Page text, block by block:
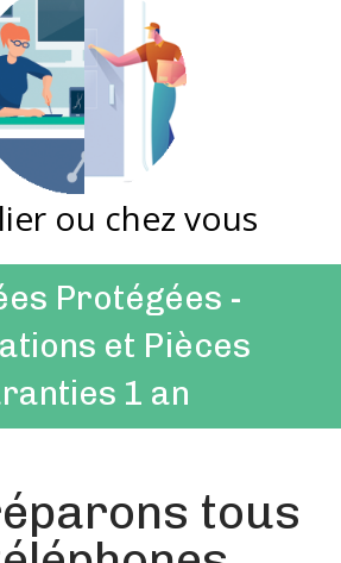
ou chez vous
Protégées -
et Pièces
1 an
tous